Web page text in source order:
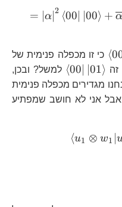
= ∣α ∣2 ⟨00 00⟩ +
⟨ כי זו מכפלה פנימית של
⟨00 01⟩
למשל? ובכן,
מגדירים מכפלה פנימית
אני לא חושב שמפתיע
⟨u1 ⊗ w1